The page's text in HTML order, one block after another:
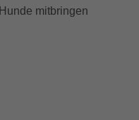
Hunde mitbringen